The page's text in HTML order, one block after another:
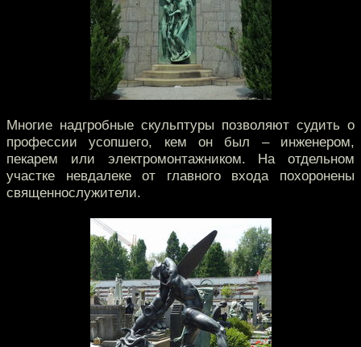
Многие надгробные скульптуры позволяют судить о
профессии усопшего, кем он был – инженером,
пекарем или электромонтажником. На отдельном
участке невдалеке от главного входа похоронены
священнослужители.